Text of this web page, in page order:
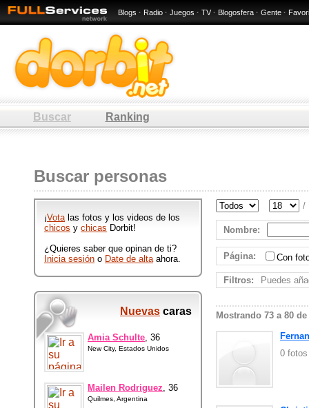
Blogs · Radio · Juegos · TV · Blogosfera · Gente ·
: 10 / 80
que participan en Dorbit
publicando ftos y videos
divertidos.
Buscar Ranking
Buscar personas
¡Votalas fotos y los videos de los
chicos y chicas Dorbit!
¿Quieres saber que opinan de ti?
Inicia sesión o Date de altaahora.
Nuevas caras
Amia Schulte, 36
New City, Estados Unidos
Mailen Rodriguez, 36
Quilmes, Argentina
/
Nombre:
Página: Con
Filtros: Puedes
Mostrando 73 a 80 de
0